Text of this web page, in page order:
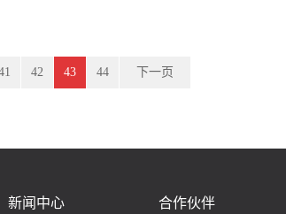
42 43 44 下一页
新闻中心 合作伙伴